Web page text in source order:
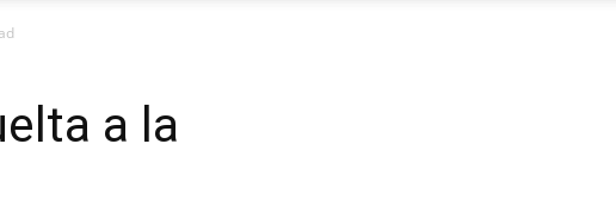
a la